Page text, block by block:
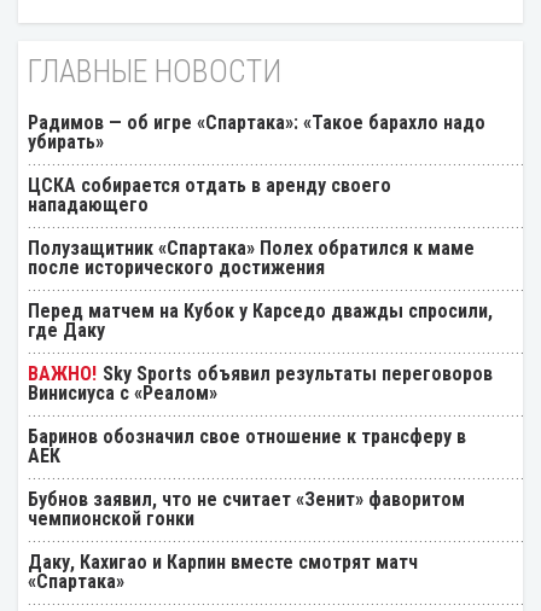
ГЛАВНЫЕ НОВОСТИ
Радимов — об игре «Спартака»: «Такое барахло надо
убирать»
ЦСКА собирается отдать в аренду своего
нападающего
Полузащитник «Спартака» Полех обратился к маме
после исторического достижения
Перед матчем на Кубок у Карседо дважды спросили,
где Даку
Sky Sports объявил результаты переговоров
Винисиуса с «Реалом»
Баринов обозначил свое отношение к трансферу в
АЕК
Бубнов заявил, что не считает «Зенит» фаворитом
чемпионской гонки
Даку, Кахигао и Карпин вместе смотрят матч
«Спартака»